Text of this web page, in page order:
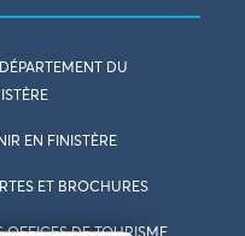
DU
EN FINISTÈRE
ET BROCHURES